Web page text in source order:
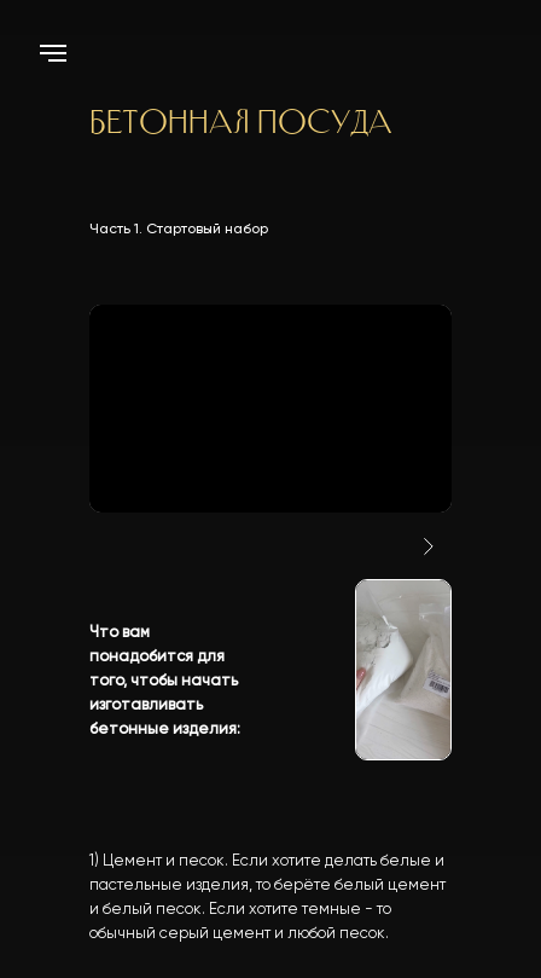
Бетонная посуда
Часть 1. Стартовый набор
1) Цемент и песок. Если хотите делать белые и
пастельные изделия, то берёте белый цемент
и белый песок. Если хотите темные - то
обычный серый цемент и любой песок.
Что вам
понадобится для
того, чтобы начать
изготавливать
бетонные изделия: